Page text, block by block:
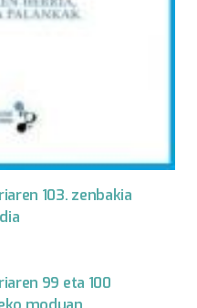
103. zenbakia
99 eta 100